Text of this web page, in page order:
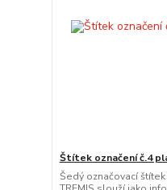
Štítek označení č.4
Šedý označovací